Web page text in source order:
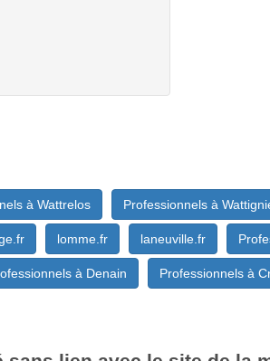
à Wattrelos Professionnels à
lomme.fr laneuville.fr
à Denain Professionnels à